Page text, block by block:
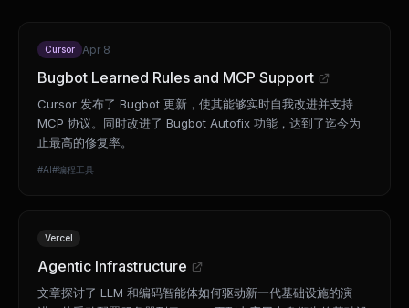
Cursor Apr 8
Bugbot Learned Rules and MCP Support
Cursor 发布了 Bugbot 更新，使其能够实时自我改进并支持
MCP 协议。同时改进了 Bugbot Autofix 功能，达到了迄今为
止最高的修复率。
#AI#编程工具
Vercel
Agentic Infrastructure
文章探讨了 LLM 和编码智能体如何驱动新一代基础设施的演